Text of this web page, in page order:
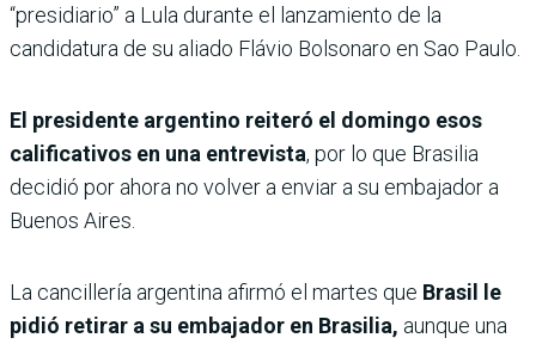
“presidiario” a Lula durante el lanzamiento de la
candidatura de su aliado Flávio Bolsonaro en Sao Paulo.
El presidente argentino reiteró el domingo esos
calificativos en una entrevista, por lo que Brasilia
decidió por ahora no volver a enviar a su embajador a
Buenos Aires.
La cancillería argentina afirmó el martes que Brasil le
pidió retirar a su embajador en Brasilia, aunque una